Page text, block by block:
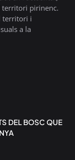
territori pirinenc.
territori i
a la
DEL BOSC QUE